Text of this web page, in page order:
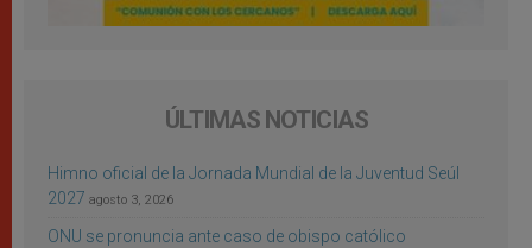
ÚLTIMAS NOTICIAS
Himno oficial de la Jornada Mundial de la Juventud Seúl
2027 agosto 3, 2026
ONU se pronuncia ante caso de obispo católico